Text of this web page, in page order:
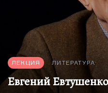
ЛЕКЦИЯ ЛИТЕРАТУРА
Евгений Евтушенко